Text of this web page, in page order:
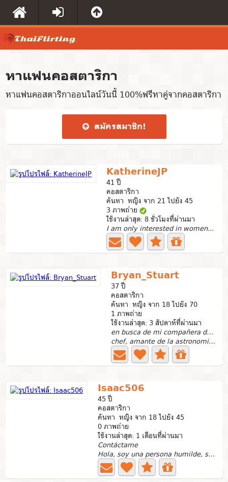
หาแฟนคอสตาริกา
หาแฟนคอสตาริกาออนไลน์วันนี้ 100%ฟรีหาคู่จากคอสตาริกา
สมัคร​สมาชิก​!
KatherineJP
41 ปี
คอสตาริกา
ค้นหา หญิง จาก 21 ไปยัง 45
3 ภาพถ่าย
ใช้งานล่าสุด: 8 ชั่วโมงที่ผ่านมา
I am only interested in women...
Bryan_Stuart
37 ปี
คอสตาริกา
ค้นหา หญิง จาก 18 ไปยัง 70
1 ภาพถ่าย
ใช้งานล่าสุด: 3 สัปดาห์ที่ผ่านมา
en busca de mi compañera de aventuras
chef, amante de la astronomia,fogatas al aire libre,el...
Isaac506
45 ปี
คอสตาริกา
ค้นหา หญิง จาก 18 ไปยัง 45
0 ภาพถ่าย
ใช้งานล่าสุด: 1 เดือนที่ผ่านมา
Contáctame
Hola, soy una persona humilde, soy tranquilo, trabajador,...